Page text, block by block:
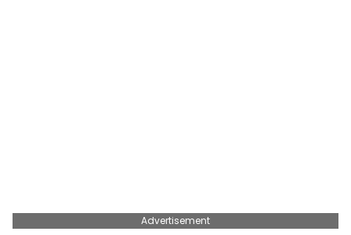
Advertisement